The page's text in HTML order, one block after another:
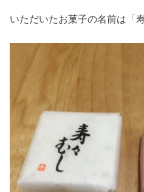
いただいたお菓子の名前は「